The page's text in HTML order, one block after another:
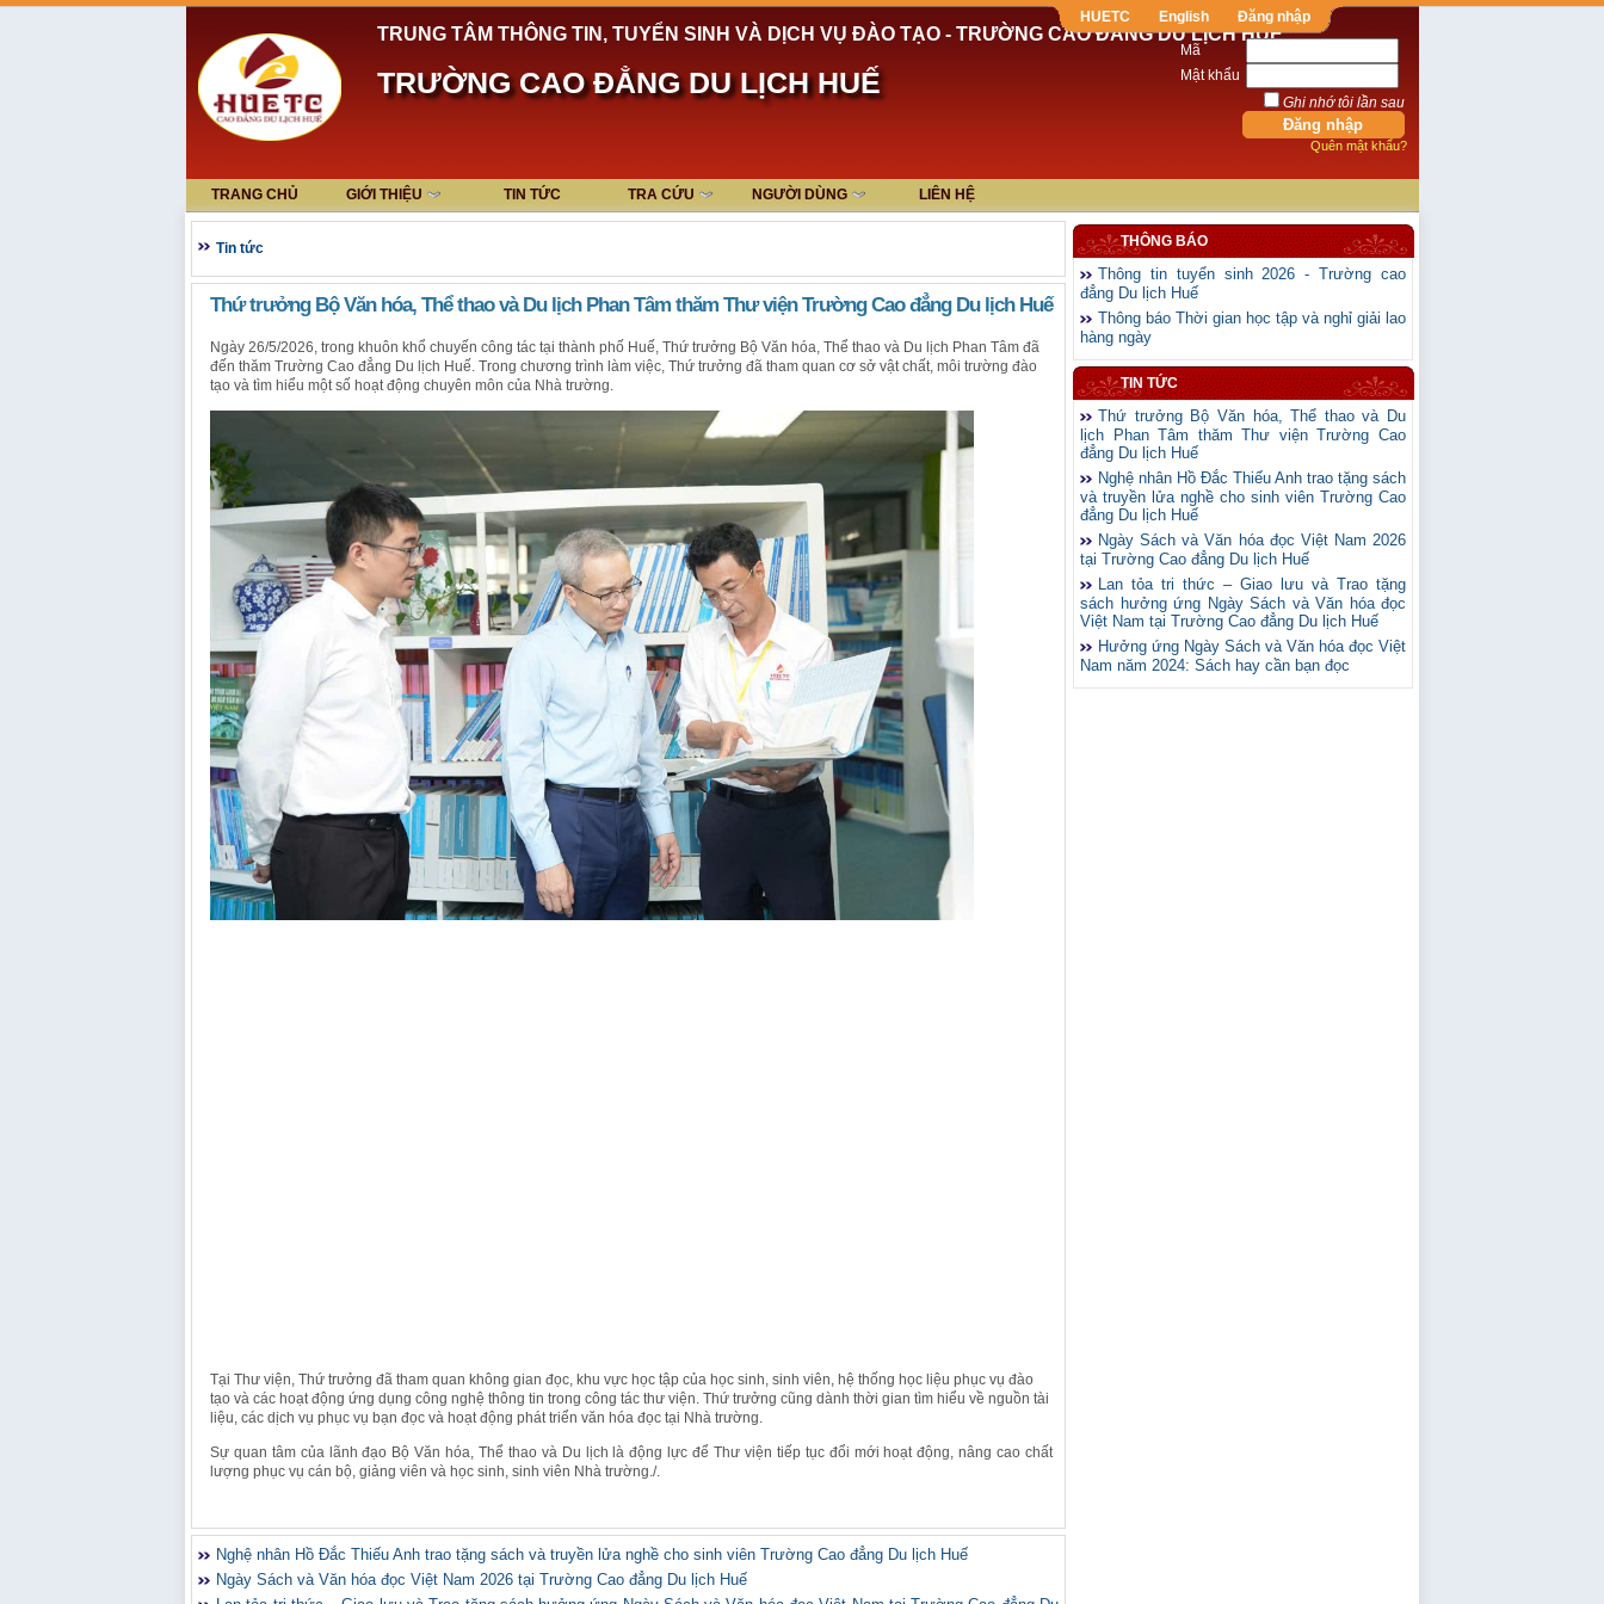
HUETC English Đăng nhập
TRUNG TÂM THÔNG TIN, TUYỂN SINH VÀ DỊCH VỤ ĐÀO TẠO - TRƯỜNG CAO ĐẲNG DU LỊCH HUẾ
TRƯỜNG CAO ĐẲNG DU LỊCH HUẾ
Mã
Mật khẩu
Ghi nhớ tôi lần sau
Quên mật khẩu?
TRANG CHỦ GIỚI THIỆU TIN TỨC TRA CỨU NGƯỜI DÙNG LIÊN HỆ
Tin tức
Thứ trưởng Bộ Văn hóa, Thể thao và Du lịch Phan Tâm thăm Thư viện Trường Cao đẳng Du lịch Huế
Ngày 26/5/2026, trong khuôn khổ chuyến công tác tại thành phố Huế, Thứ trưởng Bộ Văn hóa, Thể thao và Du lịch Phan Tâm đã
đến thăm Trường Cao đẳng Du lịch Huế. Trong chương trình làm việc, Thứ trưởng đã tham quan cơ sở vật chất, môi trường đào
tạo và tìm hiểu một số hoạt động chuyên môn của Nhà trường.
Tại Thư viện, Thứ trưởng đã tham quan không gian đọc, khu vực học tập của học sinh, sinh viên, hệ thống học liệu phục vụ đào
tạo và các hoạt động ứng dụng công nghệ thông tin trong công tác thư viện. Thứ trưởng cũng dành thời gian tìm hiểu về nguồn tài
liệu, các dịch vụ phục vụ bạn đọc và hoạt động phát triển văn hóa đọc tại Nhà trường.
Sự quan tâm của lãnh đạo Bộ Văn hóa, Thể thao và Du lịch là động lực để Thư viện tiếp tục đổi mới hoạt động, nâng cao chất
lượng phục vụ cán bộ, giảng viên và học sinh, sinh viên Nhà trường./.
Nghệ nhân Hồ Đắc Thiếu Anh trao tặng sách và truyền lửa nghề cho sinh viên Trường Cao đẳng Du lịch Huế
Ngày Sách và Văn hóa đọc Việt Nam 2026 tại Trường Cao đẳng Du lịch Huế
THÔNG BÁO
Thông tin tuyển sinh 2026 - Trường cao
đẳng Du lịch Huế
Thông báo Thời gian học tập và nghỉ giải lao
hàng ngày
TIN TỨC
Thứ trưởng Bộ Văn hóa, Thể thao và Du
lịch Phan Tâm thăm Thư viện Trường Cao
đẳng Du lịch Huế
Nghệ nhân Hồ Đắc Thiếu Anh trao tặng sách
và truyền lửa nghề cho sinh viên Trường Cao
đẳng Du lịch Huế
Ngày Sách và Văn hóa đọc Việt Nam 2026
tại Trường Cao đẳng Du lịch Huế
Lan tỏa tri thức – Giao lưu và Trao tặng
sách hưởng ứng Ngày Sách và Văn hóa đọc
Việt Nam tại Trường Cao đẳng Du lịch Huế
Hưởng ứng Ngày Sách và Văn hóa đọc Việt
Nam năm 2024: Sách hay cần bạn đọc